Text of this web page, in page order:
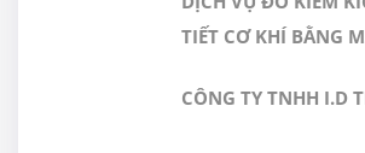
TIẾT CƠ KHÍ BẰNG
VIỆT NAM
CÔNG TY TNHH I.D